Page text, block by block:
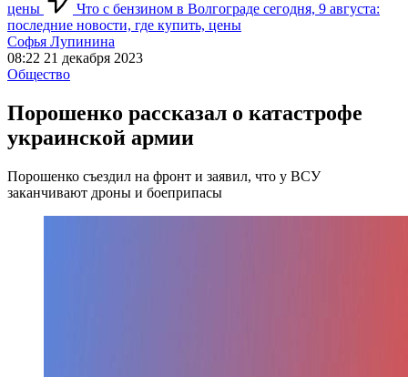
цены
Что с бензином в Волгограде сегодня, 9 августа:
последние новости, где купить, цены
Софья Лупинина
08:22 21 декабря 2023
Общество
Порошенко рассказал о катастрофе
украинской армии
Порошенко съездил на фронт и заявил, что у ВСУ
заканчивают дроны и боеприпасы